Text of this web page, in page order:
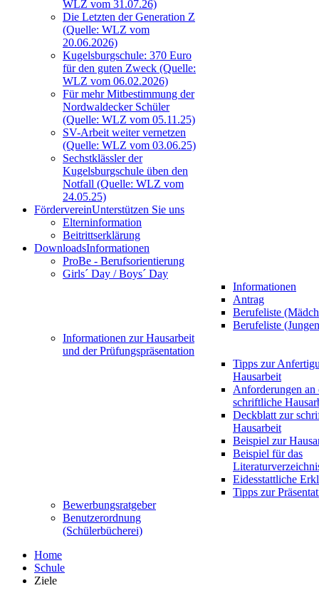
WLZ vom 31.07.26)
Die Letzten der Generation Z
(Quelle: WLZ vom
20.06.2026)
Kugelsburgschule: 370 Euro
für den guten Zweck (Quelle:
WLZ vom 06.02.2026)
Für mehr Mitbestimmung der
Nordwaldecker Schüler
(Quelle: WLZ vom 05.11.25)
SV-Arbeit weiter vernetzen
(Quelle: WLZ vom 03.06.25)
Sechstklässler der
Kugelsburgschule üben den
Notfall (Quelle: WLZ vom
24.05.25)
FördervereinUnterstützen Sie uns
Elterninformation
Beitrittserklärung
DownloadsInformationen
ProBe - Berufsorientierung
Girls´ Day / Boys´ Day
Informationen
Antrag
Berufeliste
Berufeliste
Informationen zur Hausarbeit
und der Prüfungspräsentation
Tipps zur
Hausarbeit
Anforderungen an
schriftliche
Deckblatt zur
Hausarbeit
Beispiel zur
Beispiel für das
Eidesstattliche
Tipps zur
Bewerbungsratgeber
Benutzerordnung
(Schülerbücherei)
Home
Schule
Ziele